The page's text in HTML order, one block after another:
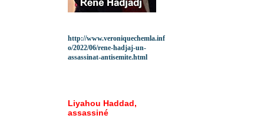
http://www.veroniquechemla.inf
o/2022/06/rene-hadjaj-un-
assassinat-antisemite.html
Liyahou Haddad,
assassiné